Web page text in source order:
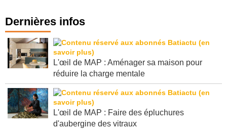
Dernières infos
L'œil de MAP : Aménager sa maison pour
L'œil de MAP : Faire des épluchures